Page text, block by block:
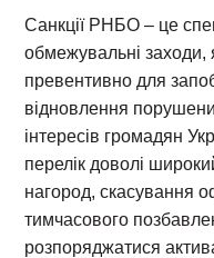
Санкції РНБО – це
обмежувальні заходи,
превентивно для
відновлення
інтересів громадян
перелік доволі
нагород, скасування
тимчасового
розпоряджатися